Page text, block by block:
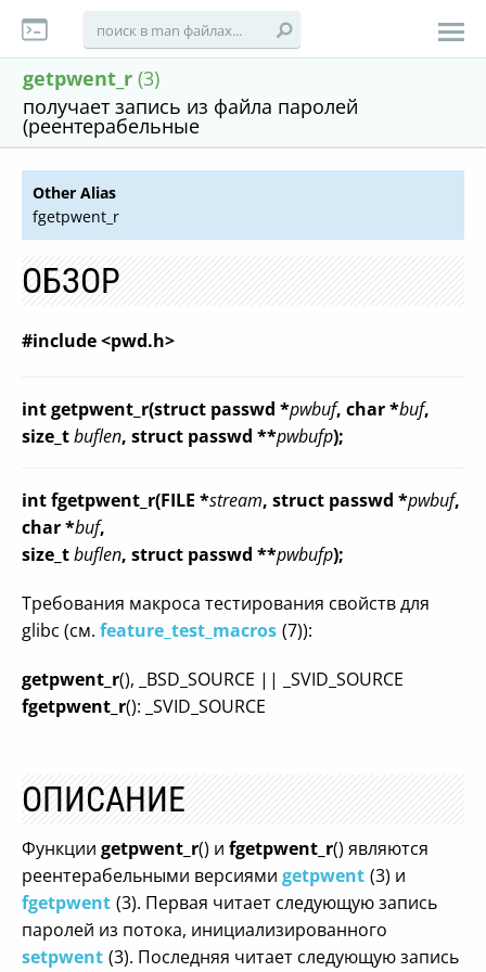
getpwent_r (3)
получает запись из файла паролей
(реентерабельные
Other Alias
fgetpwent_r
ОБЗОР
#include <pwd.h>
int getpwent_r(struct passwd *pwbuf, char *buf,
size_tbuflen, struct passwd **pwbufp);
int fgetpwent_r(FILE *stream, struct passwd *pwbuf,
char *buf,
size_tbuflen, struct passwd **pwbufp);
Требования макроса тестирования свойств для
glibc (см. feature_test_macros (7)):
getpwent_r(), _BSD_SOURCE || _SVID_SOURCE
fgetpwent_r(): _SVID_SOURCE
ОПИСАНИЕ
Функции getpwent_r() и fgetpwent_r() являются
реентерабельными версиями getpwent (3) и
fgetpwent (3). Первая читает следующую запись
паролей из потока, инициализированного
setpwent (3). Последняя читает следующую запись